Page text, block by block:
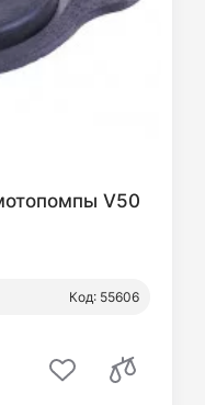
V50
Код: 55606